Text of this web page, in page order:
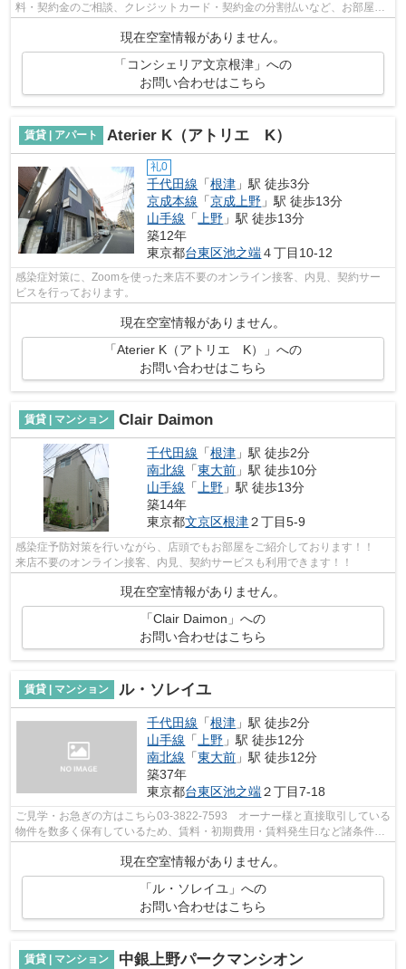
料・契約金のご相談、クレジットカード・契約金の分割払いなど、お部屋探
現在空室情報がありません。
「コンシェリア文京根津」への
お問い合わせはこちら
賃貸 | アパート Aterier K（アトリエ K）
礼0
千代田線 「根津 」駅 徒歩3分
京成本線 「京成上野 」駅 徒歩13分
山手線 「 上野 」駅 徒歩13分
築12年
東京都台東区池之端４丁目10-12
感染症対策に、Zoomを使った来店不要のオンライン接客、内見、契約サー
ビスを行っております。
現在空室情報がありません。
「Aterier K（アトリエ K）」への
お問い合わせはこちら
賃貸 | マンション Clair Daimon
千代田線 「根津 」駅 徒歩2分
南北線 「東大前 」駅 徒歩10分
山手線 「 上野 」駅 徒歩13分
築14年
東京都文京区根津２丁目5-9
感染症予防対策を行いながら、店頭でもお部屋をご紹介しております！！
来店不要のオンライン接客、内見、契約サービスも利用できます！！
現在空室情報がありません。
「Clair Daimon」への
お問い合わせはこちら
賃貸 | マンション ル・ソレイユ
千代田線 「根津 」駅 徒歩2分
山手線 「 上野 」駅 徒歩12分
南北線 「東大前 」駅 徒歩12分
築37年
東京都台東区池之端２丁目7-18
ご見学・お急ぎの方はこちら03-3822-7593 オーナー様と直接取引している
物件を数多く保有しているため、賃料・初期費用・賃料発生日など諸条件を
現在空室情報がありません。
「ル・ソレイユ」への
お問い合わせはこちら
賃貸 | マンション 中銀上野パークマンシオン